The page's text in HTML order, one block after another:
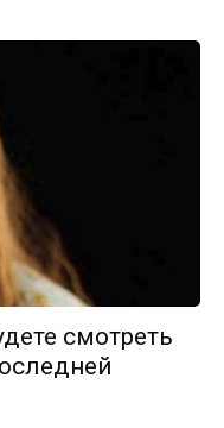
смотреть